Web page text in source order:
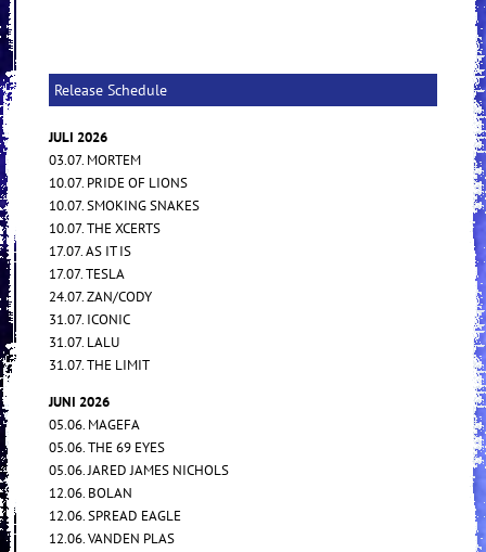
Release Schedule
JULI 2026
03.07. MORTEM
10.07. PRIDE OF LIONS
10.07. SMOKING SNAKES
10.07. THE XCERTS
17.07. AS IT IS
17.07. TESLA
24.07. ZAN/CODY
31.07. ICONIC
31.07. LALU
31.07. THE LIMIT
JUNI 2026
05.06. MAGEFA
05.06. THE 69 EYES
05.06. JARED JAMES NICHOLS
12.06. BOLAN
12.06. SPREAD EAGLE
12.06. VANDEN PLAS